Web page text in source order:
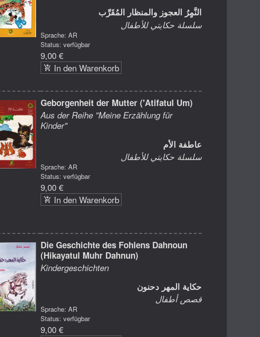
النَّمٍرُ العجوز والمنظار المُقَرِّب
سلسلة حكايتي للأطفال
Sprache: AR
Status: verfügbar
9,00 €
In den Warenkorb
Geborgenheit der Mutter ('Atifatul Um)
Aus der Reihe "Meine Erzählung für
Kinder"
عاطفة الأم
سلسلة حكايتي للأطفال
Sprache: AR
Status: verfügbar
9,00 €
In den Warenkorb
Die Geschichte des Fohlens Dahnoun
(Hikayatul Muhr Dahnun)
Kindergeschichten
حكاية المهر دحنون
قصص أطفال
Sprache: AR
Status: verfügbar
9,00 €